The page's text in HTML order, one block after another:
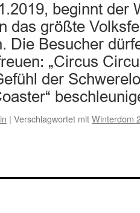
beginnt der
das größte
Die Besucher
„Circus
der
| Verschlagwortet mitWinterdom